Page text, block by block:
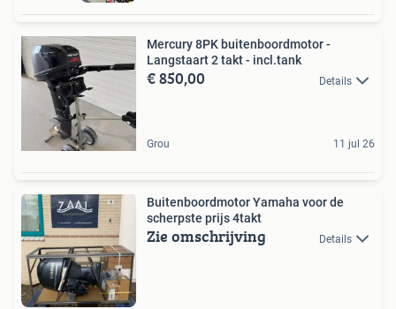
Mercury 8PK buitenboordmotor -
Langstaart 2 takt - incl.tank
€ 850,00 Details
Grou 11 jul 26
Buitenboordmotor Yamaha voor de
scherpste prijs 4takt
Zie omschrijving Details